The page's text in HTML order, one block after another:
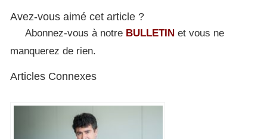
Avez-vous aimé cet article ?
Abonnez-vous à notre BULLETIN et vous ne
manquerez de rien.
Articles Connexes